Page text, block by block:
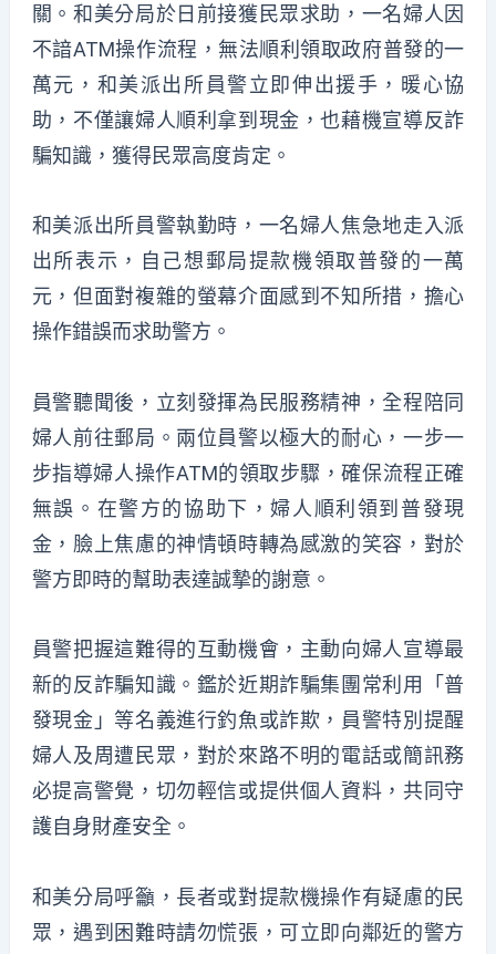
關。和美分局於日前接獲民眾求助，一名婦人因
不諳ATM操作流程，無法順利領取政府普發的一
萬元，和美派出所員警立即伸出援手，暖心協
助，不僅讓婦人順利拿到現金，也藉機宣導反詐
騙知識，獲得民眾高度肯定。
和美派出所員警執勤時，一名婦人焦急地走入派
出所表示，自己想郵局提款機領取普發的一萬
元，但面對複雜的螢幕介面感到不知所措，擔心
操作錯誤而求助警方。
員警聽聞後，立刻發揮為民服務精神，全程陪同
婦人前往郵局。兩位員警以極大的耐心，一步一
步指導婦人操作ATM的領取步驟，確保流程正確
無誤。在警方的協助下，婦人順利領到普發現
金，臉上焦慮的神情頓時轉為感激的笑容，對於
警方即時的幫助表達誠摯的謝意。
員警把握這難得的互動機會，主動向婦人宣導最
新的反詐騙知識。鑑於近期詐騙集團常利用「普
發現金」等名義進行釣魚或詐欺，員警特別提醒
婦人及周遭民眾，對於來路不明的電話或簡訊務
必提高警覺，切勿輕信或提供個人資料，共同守
護自身財產安全。
和美分局呼籲，長者或對提款機操作有疑慮的民
眾，遇到困難時請勿慌張，可立即向鄰近的警方